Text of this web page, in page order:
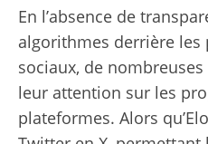
En l’absence de
algorithmes derrière
sociaux, de
leur attention sur les
plateformes. Alors